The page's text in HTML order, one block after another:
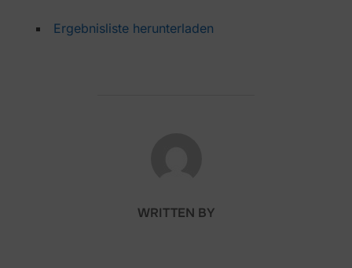
Ergebnisliste herunterladen
WRITTEN BY